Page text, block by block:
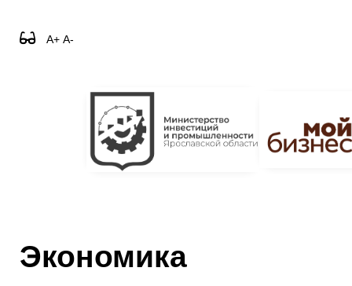
A+ A-
Экономика